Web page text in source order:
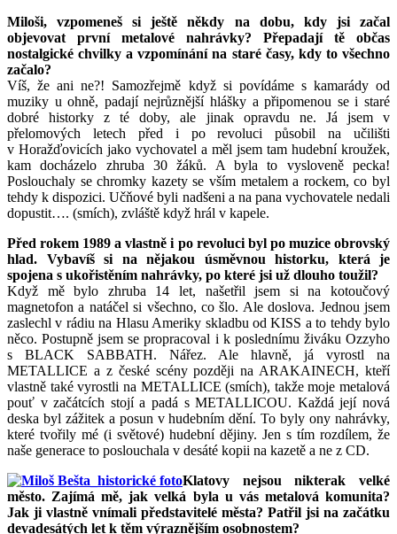
Miloši, vzpomeneš si ještě někdy na dobu, kdy jsi začal
objevovat první metalové nahrávky? Přepadají tě občas
nostalgické chvilky a vzpomínání na staré časy, kdy to všechno
začalo?
Víš, že ani ne?! Samozřejmě když si povídáme s kamarády od
muziky u ohně, padají nejrůznější hlášky a připomenou se i staré
dobré historky z té doby, ale jinak opravdu ne. Já jsem v
přelomových letech před i po revoluci působil na učilišti
v Horažďovicích jako vychovatel a měl jsem tam hudební kroužek,
kam docházelo zhruba 30 žáků. A byla to vysloveně pecka!
Poslouchaly se chromky kazety se vším metalem a rockem, co byl
tehdy k dispozici. Učňové byli nadšeni a na pana vychovatele nedali
dopustit…. (smích), zvláště když hrál v kapele.
Před rokem 1989 a vlastně i po revoluci byl po muzice obrovský
hlad. Vybavíš si na nějakou úsměvnou historku, která je
spojena s ukořistěním nahrávky, po které jsi už dlouho toužil?
Když mě bylo zhruba 14 let, našetřil jsem si na kotoučový
magnetofon a natáčel si všechno, co šlo. Ale doslova. Jednou jsem
zaslechl v rádiu na Hlasu Ameriky skladbu od KISS a to tehdy bylo
něco. Postupně jsem se propracoval i k poslednímu živáku Ozzyho
s BLACK SABBATH. Nářez. Ale hlavně, já vyrostl na
METALLICE a z české scény později na ARAKAINECH, kteří
vlastně také vyrostli na METALLICE (smích), takže moje metalová
pouť v začátcích stojí a padá s METALLICOU. Každá její nová
deska byl zážitek a posun v hudebním dění. To byly ony nahrávky,
které tvořily mé (i světové) hudební dějiny. Jen s tím rozdílem, že
naše generace to poslouchala v desáté kopii na kazetě a ne z CD.
Klatovy nejsou nikterak velké
město. Zajímá mě, jak velká byla u vás metalová komunita?
Jak ji vlastně vnímali představitelé města? Patřil jsi na začátku
devadesátých let k těm výraznějším osobnostem?